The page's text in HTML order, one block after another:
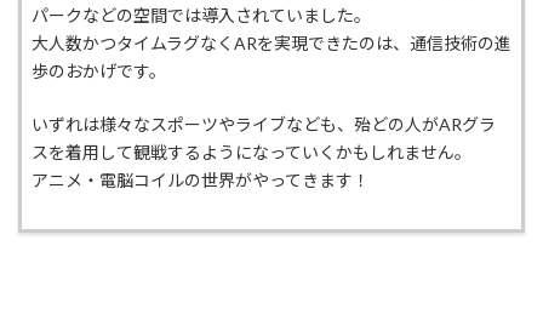
パークなどの空間では導入されていました。
大人数かつタイムラグなくARを実現できたのは、通信技術の進
歩のおかげです。
いずれは様々なスポーツやライブなども、殆どの人がARグラ
スを着用して観戦するようになっていくかもしれません。
アニメ・電脳コイルの世界がやってきます！